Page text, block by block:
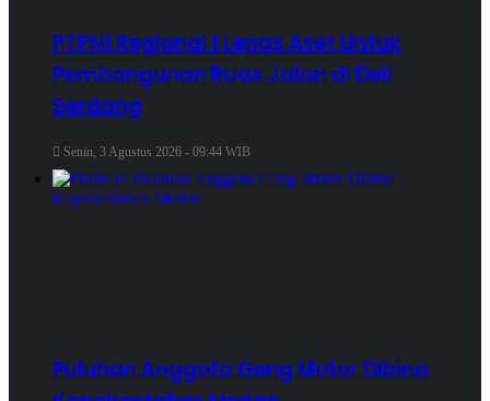
PTPN1 Regional 1 Lepas Aset Untuk
Pembangunan Ruas Jalan di Deli
Serdang
Senin, 3 Agustus 2026 - 09:44 WIB
Puluhan Anggota Geng Motor Dibina